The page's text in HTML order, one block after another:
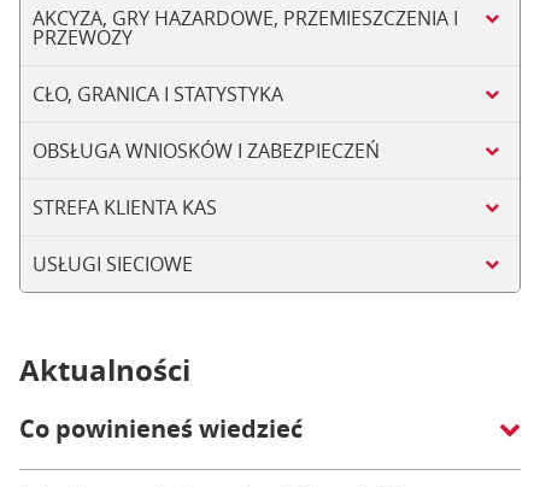
AKCYZA, GRY HAZARDOWE, PRZEMIESZCZENIA I
PRZEWOZY
CŁO, GRANICA I STATYSTYKA
OBSŁUGA WNIOSKÓW I ZABEZPIECZEŃ
STREFA KLIENTA KAS
USŁUGI SIECIOWE
Aktualności
Co powinieneś wiedzieć